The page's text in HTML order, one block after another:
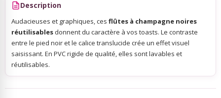
Description
Audacieuses et graphiques, ces flûtes à champagne noires
réutilisables donnent du caractère à vos toasts. Le contraste
entre le pied noir et le calice translucide crée un effet visuel
saisissant. En PVC rigide de qualité, elles sont lavables et
réutilisables.